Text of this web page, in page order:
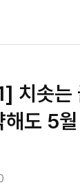
치솟는
도 5월